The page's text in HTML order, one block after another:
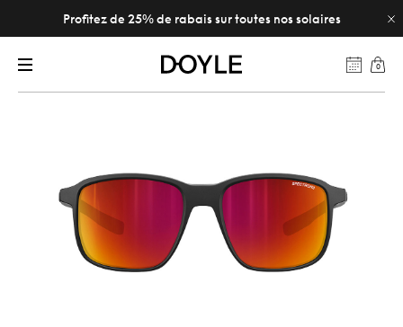
Profitez de 25% de rabais sur toutes nos solaires
0